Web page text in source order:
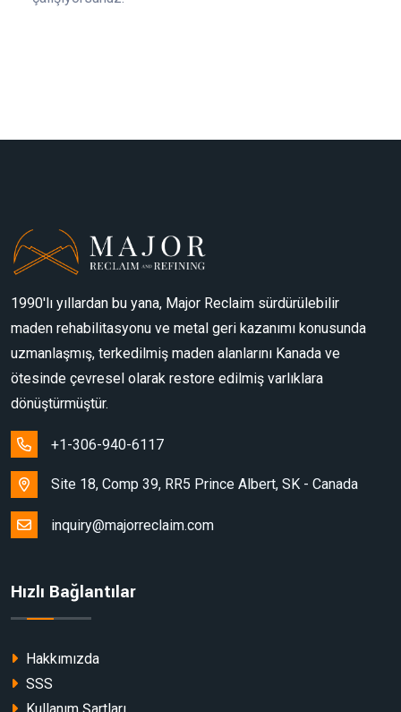
1990'lı yıllardan bu yana, Major Reclaim sürdürülebilir
maden rehabilitasyonu ve metal geri kazanımı konusunda
uzmanlaşmış, terkedilmiş maden alanlarını Kanada ve
ötesinde çevresel olarak restore edilmiş varlıklara
dönüştürmüştür.
+1-306-940-6117
Site 18, Comp 39, RR5 Prince Albert, SK - Canada
inquiry@majorreclaim.com
Hızlı Bağlantılar
Hakkımızda
SSS